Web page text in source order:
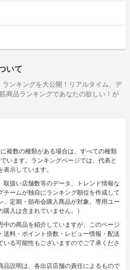
いて
ンキングを大公開！リアルタイム、デ
商品ランキングであなたの欲しい！が
複数の種類がある場合は、すべての種類
います。ランキングページでは、代表と
示しています。
取扱い店舗数等のデータ、トレンド情報な
チームが独自にランキング順位を作成して
、定期・頒布会購入商品が対象。専用ユー
入は含まれていません。）
中の商品を紹介していますが、このページ
送料・ポイント倍数・レビュー情報・配送
る可能性もございますのでご了承くださ
品説明は、各出店店舗の責任によるもので